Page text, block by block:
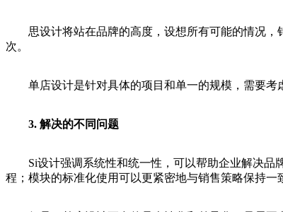
思设计将站在品牌的高度，设想所有可能的情况，
次。
单店设计是针对具体的项目和单一的规模，需要考
3. 解决的不同问题
Si设计强调系统性和统一性，可以帮助企业解决品
程；模块的标准化使用可以更紧密地与销售策略保持一